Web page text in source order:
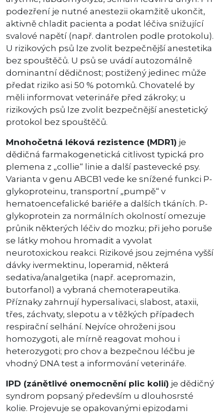
podezření je nutné anestezii okamžitě ukončit,
aktivně chladit pacienta a podat léčiva snižující
svalové napětí (např. dantrolen podle protokolu).
U rizikových psů lze zvolit bezpečnější anestetika
bez spouštěčů. U psů se uvádí autozomálně
dominantní dědičnost; postižený jedinec může
předat riziko asi 50 % potomků. Chovatelé by
měli informovat veterináře před zákroky; u
rizikových psů lze zvolit bezpečnější anestetický
protokol bez spouštěčů.
Mnohočetná léková rezistence (MDR1) je
dědičná farmakogenetická citlivost typická pro
plemena z „collie“ linie a další pastevecké psy.
Varianta v genu ABCB1 vede ke snížené funkci P-
glykoproteinu, transportní „pumpě“ v
hematoencefalické bariéře a dalších tkáních. P-
glykoprotein za normálních okolností omezuje
průnik některých léčiv do mozku; při jeho poruše
se látky mohou hromadit a vyvolat
neurotoxickou reakci. Rizikové jsou zejména vyšší
dávky ivermektinu, loperamid, některá
sedativa/analgetika (např. acepromazin,
butorfanol) a vybraná chemoterapeutika.
Příznaky zahrnují hypersalivaci, slabost, ataxii,
třes, záchvaty, slepotu a v těžkých případech
respirační selhání. Nejvíce ohroženi jsou
homozygoti, ale mírně reagovat mohou i
heterozygoti; pro chov a bezpečnou léčbu je
vhodný DNA test a informování veterináře.
IPD (zánětlivé onemocnění plic kolií) je dědičný
syndrom popsaný především u dlouhosrsté
kolie. Projevuje se opakovanými epizodami